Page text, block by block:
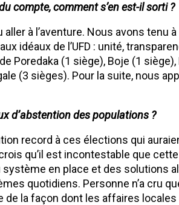
compte, comment s’en est-il sorti ?
à l’aventure. Nous avons tenu
idéaux de l’UFD : unité,
Poredaka (1 siège), Boje (1 siège),
(3 sièges). Pour la suite, nous
d’abstention des populations ?
record à ces élections qui
qu’il est incontestable que
en place et des solutions
quotidiens. Personne n’a cru
la façon dont les affaires